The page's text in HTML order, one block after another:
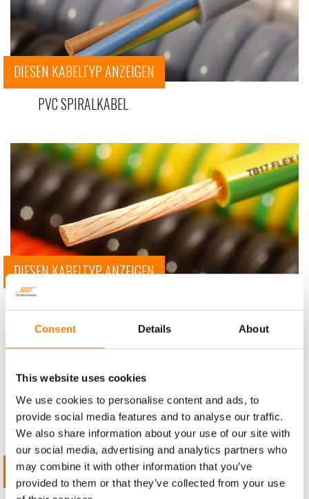
Consent Details About
This website uses cookies
We use cookies to personalise content and ads, to
provide social media features and to analyse our traffic.
We also share information about your use of our site with
our social media, advertising and analytics partners who
may combine it with other information that you’ve
provided to them or that they’ve collected from your use
DIESEN KABELTYP ANZEIGEN
PVC SPIRALKABEL
DIESEN KABELTYP ANZEIGEN
DIESEN KABELTYP ANZEIGEN